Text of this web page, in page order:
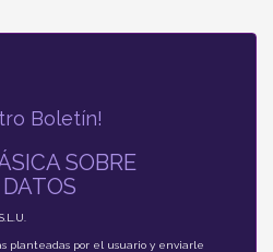
Boletín!
SOBRE
planteadas por el usuario y enviarle